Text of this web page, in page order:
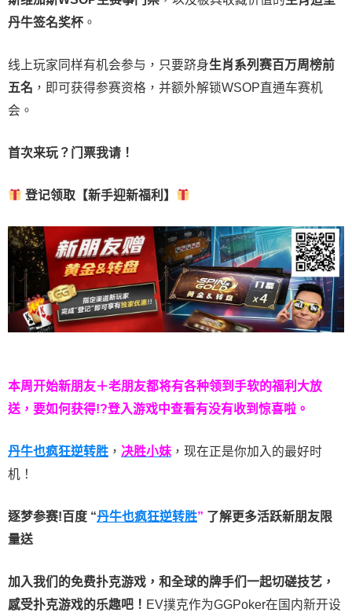
丹牛签名奖杯 。
线上玩家同样有机会参与，只要跻身生肖系列赛百万周榜前
五名 ，即可获得参赛资格，并额外解锁WSOP直通车赛机
会。
首次来玩？门票我请！
登记领取【新手迎新福利】
本周开始新朋友＋老朋友都将有各种领到手软的福利大放
送，要如何获得!?登入游戏中查看有没有收到惊喜啦。
丹牛也疯狂逆转胜 ， 决胜小妹 ，现在正是你加入的最好时
机！
逐梦参赛!百度 “丹牛也疯狂逆转胜” 了解更多活跃新朋友限
量送
加入我们的免费扑克游戏，和全球的牌手们一起切磋技艺，
感受扑克游戏的乐趣吧！ EV撲克作为GGPoker在国内新开设